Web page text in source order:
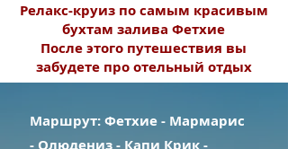
Релакс-круиз по самым красивым
бухтам залива Фетхие
После этого путешествия вы
забудете про отельный отдых
Маршрут:Фетхие - Мармарис
- Олюдениз - Капи Крик -